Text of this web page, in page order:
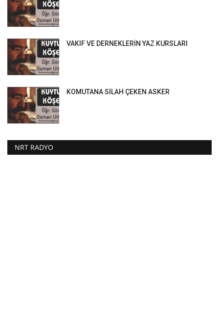
VAKIF VE DERNEKLERİN YAZ KURSLARI
KOMUTANA SİLAH ÇEKEN ASKER
NRT RADYO